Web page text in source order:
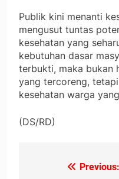
Publik kini menanti
mengusut tuntas
kesehatan yang
kebutuhan dasar
terbukti, maka bukan
yang tercoreng,
kesehatan warga
(DS/RD)
NavigasiPrevious: